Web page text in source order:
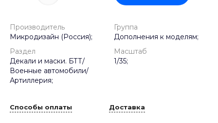
Производитель
Микродизайн (Россия);
Группа
Дополнения к моделям;
Раздел
Декали и маски. БТТ/
Военные автомобили/
Артиллерия;
Масштаб
1/35;
Способы оплаты Доставка